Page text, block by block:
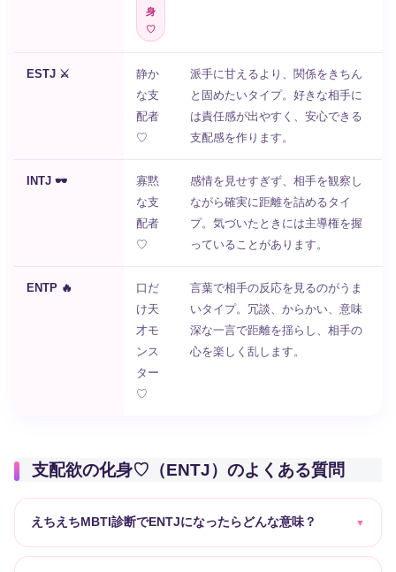
身
♡
ESTJ ⚔️
静か
な支
配者
♡
派手に甘えるより、関係をきちん
と固めたいタイプ。好きな相手に
は責任感が出やすく、安心できる
支配感を作ります。
INTJ 🕶️
寡黙
な支
配者
♡
感情を見せすぎず、相手を観察し
ながら確実に距離を詰めるタイ
プ。気づいたときには主導権を握
っていることがあります。
ENTP 🔥
口だ
け天
才モ
ンス
ター
♡
言葉で相手の反応を見るのがうま
いタイプ。冗談、からかい、意味
深な一言で距離を揺らし、相手の
心を楽しく乱します。
支配欲の化身♡（ENTJ）のよくある質問
えちえちMBTI診断でENTJになったらどんな意味？